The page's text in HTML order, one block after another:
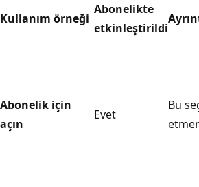
Kullanım örneği
Abonelikte
etkinleştirildi
Abonelik için
açın
Evet
Bu